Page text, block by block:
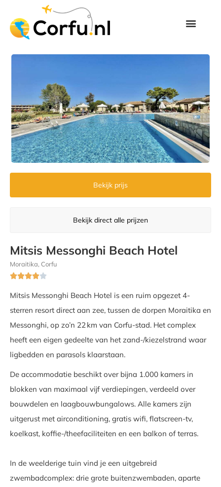
Bekijk prijs
Bekijk direct alle prijzen
Mitsis Messonghi Beach Hotel
Moraitika, Corfu

Mitsis Messonghi Beach Hotel is een ruim opgezet 4-
sterren resort direct aan zee, tussen de dorpen Moraitika en
Messonghi, op zo’n 22 km van Corfu-stad. Het complex
heeft een eigen gedeelte van het zand-/kiezelstrand waar
ligbedden en parasols klaarstaan.
De accommodatie beschikt over bijna 1.000 kamers in
blokken van maximaal vijf verdiepingen, verdeeld over
bouwdelen en laagbouwbungalows. Alle kamers zijn
uitgerust met airconditioning, gratis wifi, flatscreen-tv,
koelkast, koffie-/theefaciliteiten en een balkon of terras.
In de weelderige tuin vind je een uitgebreid
zwembadcomplex: drie grote buitenzwembaden, aparte